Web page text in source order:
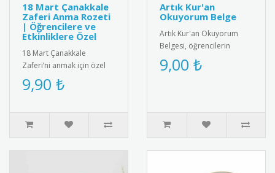
18 Mart Çanakkale
Zaferi Anma Rozeti
| Öğrencilere ve
Etkinliklere Özel
18 Mart Çanakkale
Zaferi’ni anmak için özel
olarak tasarlanmış rozet.
Öğrencilere, öğretmenlere
9,90 ₺
Artık Kur'an
Okuyorum Belge
Artık Kur'an Okuyorum
Belgesi, öğrencilerin
Kur'an okuma becerilerini
kutlayan anlamlı bir ödül
9,00 ₺